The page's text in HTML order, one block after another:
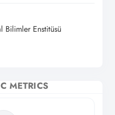
Bilimler Enstitüsü
METRICS